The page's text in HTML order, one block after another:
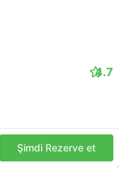
4.7
Şimdi Rezerve et